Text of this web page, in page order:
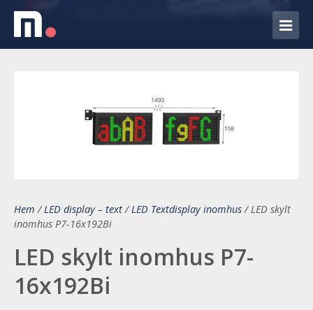
Hem /LED display – text/LED Textdisplay inomhus/LED skylt
inomhus P7-16x192Bi
LED skylt inomhus P7-
16x192Bi